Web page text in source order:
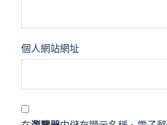
個人網站網址